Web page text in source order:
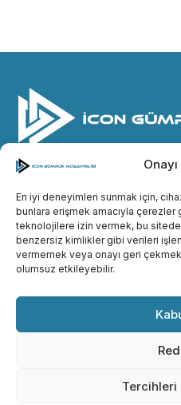
En iyi deneyimleri sunmak için,
bunlara erişmek amacıyla çerezler
teknolojilere izin vermek, bu
benzersiz kimlikler gibi verileri
vermemek veya onayı geri
olumsuz etkileyebilir.
Tercihleri
© İcon Gümrük Müşavirliği
© Designed
Gizlilik
Çerez
Hizmetlerimiz